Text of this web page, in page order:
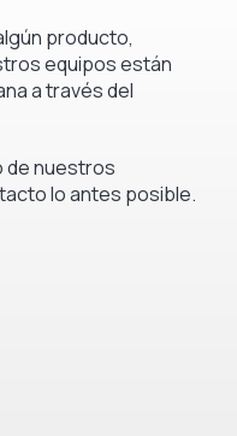
producto,
equipos están
a través del
de nuestros
lo antes posible.